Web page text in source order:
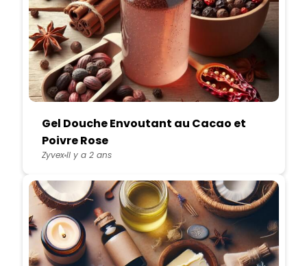
Gel Douche Envoutant au Cacao et
Poivre Rose
ZyvexIl y a 2 ans